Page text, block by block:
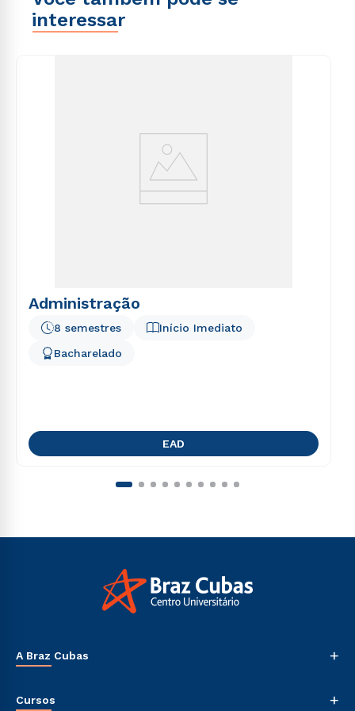
interessar
Administração
Início Imediato
8 semestres
Bacharelado
EAD
A Braz Cubas +
Sala de Imprensa
Cursos +